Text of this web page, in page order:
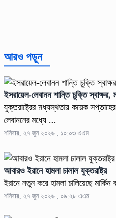
আরও পড়ুন
ইসরায়েল-লেবানন শান্তি চুক্তি স্বাক্ষর,
যুক্তরাষ্ট্রের মধ্যস্থতায় কয়েক
লেবাননের মধ্যে ...
শনিবার, ২৭ জুন ২০২৬ , ১০:০৩ এএম
আবারও ইরানে হামলা চালাল যুক্তরাষ্ট্র
ইরানে নতুন করে হামলা চালিয়েছে
শনিবার, ২৭ জুন ২০২৬ , ০৯:২৮ এএম